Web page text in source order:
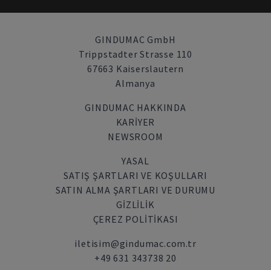
GINDUMAC GmbH
Trippstadter Strasse 110
67663 Kaiserslautern
Almanya
GINDUMAC HAKKINDA
KARIYER
NEWSROOM
YASAL
SATIŞ ŞARTLARI VE KOŞULLARI
SATIN ALMA ŞARTLARI VE DURUMU
GİZLİLİK
ÇEREZ POLITIKASI
iletisim@gindumac.com.tr
+49 631 343738 20